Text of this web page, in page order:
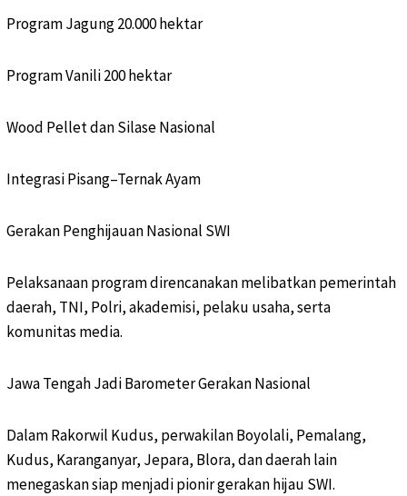
Program Jagung 20.000 hektar
Program Vanili 200 hektar
Wood Pellet dan Silase Nasional
Integrasi Pisang–Ternak Ayam
Gerakan Penghijauan Nasional SWI
Pelaksanaan program direncanakan melibatkan pemerintah
daerah, TNI, Polri, akademisi, pelaku usaha, serta
komunitas media.
Jawa Tengah Jadi Barometer Gerakan Nasional
Dalam Rakorwil Kudus, perwakilan Boyolali, Pemalang,
Kudus, Karanganyar, Jepara, Blora, dan daerah lain
menegaskan siap menjadi pionir gerakan hijau SWI.